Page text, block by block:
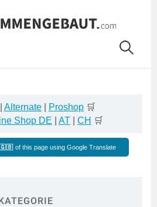
Alternate Proshop 🛒
Shop DE AT CH 🛒
🇬🇧 of this page using Google Translate